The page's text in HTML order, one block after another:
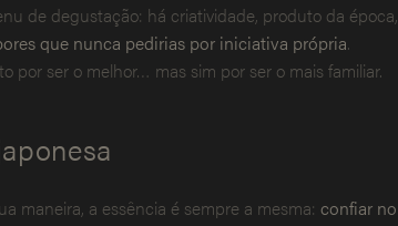
de degustação: há criatividade, produto da época,
que nunca pedirias por iniciativa própria.
por ser o melhor… mas sim por ser o mais familiar.
maneira, a essência é sempre a mesma: confiar no